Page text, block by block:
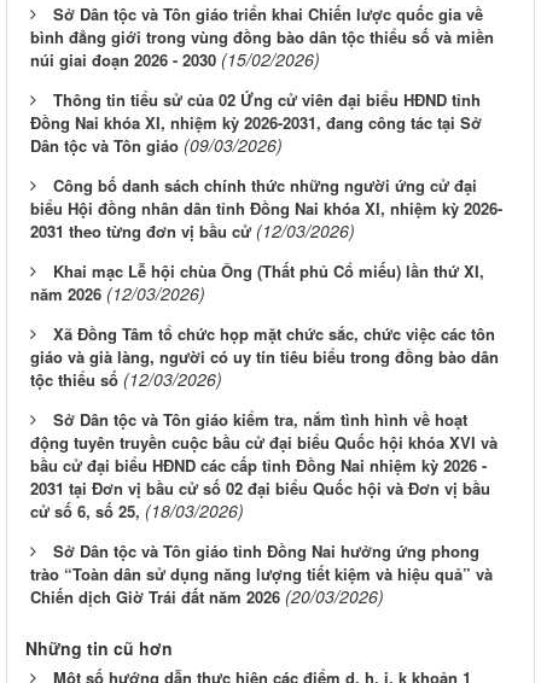
Sở Dân tộc và Tôn giáo triển khai Chiến lược quốc gia về
bình đẳng giới trong vùng đồng bào dân tộc thiểu số và miền
núi giai đoạn 2026 - 2030 (15/02/2026)
Thông tin tiểu sử của 02 Ứng cử viên đại biểu HĐND tỉnh
Đồng Nai khóa XI, nhiệm kỳ 2026-2031, đang công tác tại Sở
Dân tộc và Tôn giáo (09/03/2026)
Công bố danh sách chính thức những người ứng cử đại
biểu Hội đồng nhân dân tỉnh Đồng Nai khóa XI, nhiệm kỳ 2026-
2031 theo từng đơn vị bầu cử (12/03/2026)
Khai mạc Lễ hội chùa Ông (Thất phủ Cổ miếu) lần thứ XI,
năm 2026 (12/03/2026)
Xã Đồng Tâm tổ chức họp mặt chức sắc, chức việc các tôn
giáo và già làng, người có uy tín tiêu biểu trong đồng bào dân
tộc thiểu số (12/03/2026)
Sở Dân tộc và Tôn giáo kiểm tra, nắm tình hình về hoạt
động tuyên truyền cuộc bầu cử đại biểu Quốc hội khóa XVI và
bầu cử đại biểu HĐND các cấp tỉnh Đồng Nai nhiệm kỳ 2026 -
2031 tại Đơn vị bầu cử số 02 đại biểu Quốc hội và Đơn vị bầu
cử số 6, số 25, (18/03/2026)
Sở Dân tộc và Tôn giáo tỉnh Đồng Nai hưởng ứng phong
trào “Toàn dân sử dụng năng lượng tiết kiệm và hiệu quả” và
Chiến dịch Giờ Trái đất năm 2026 (20/03/2026)
Những tin cũ hơn
Một số hướng dẫn thực hiện các điểm d, h, i, k khoản 1